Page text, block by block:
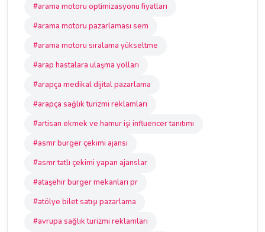
#arama motoru optimizasyonu fiyatları
#arama motoru pazarlaması sem
#arama motoru sıralama yükseltme
#arap hastalara ulaşma yolları
#arapça medikal dijital pazarlama
#arapça sağlık turizmi reklamları
#artisan ekmek ve hamur işi influencer tanıtımı
#asmr burger çekimi ajansı
#asmr tatlı çekimi yapan ajanslar
#ataşehir burger mekanları pr
#atölye bilet satışı pazarlama
#avrupa sağlık turizmi reklamları